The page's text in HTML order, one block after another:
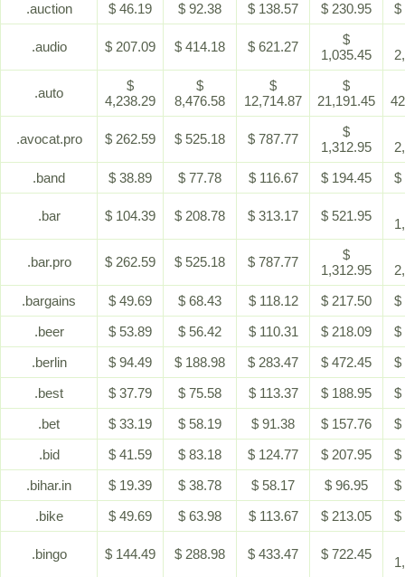
.auction
$ 46.19 $ 92.38 $ 138.57 $ 230.95 $
.audio $ 207.09 $ 414.18 $ 621.27
$
1,035.45
.auto
$
4,238.29
$
8,476.58
$
12,714.87
$
21,191.45
.avocat.pro $ 262.59 $ 525.18 $ 787.77
$
1,312.95
.band
$ 38.89 $ 77.78 $ 116.67 $ 194.45 $
.bar $ 104.39 $ 208.78 $ 313.17 $ 521.95
.bar.pro $ 262.59 $ 525.18 $ 787.77
$
1,312.95
.bargains
$ 49.69 $ 68.43 $ 118.12 $ 217.50
$
.beer
$ 53.89 $ 56.42 $ 110.31 $ 218.09
$
.berlin
$ 94.49 $ 188.98 $ 283.47 $ 472.45
$
.best
$ 37.79 $ 75.58 $ 113.37 $ 188.95
$
.bet
$ 33.19 $ 58.19 $ 91.38 $ 157.76
$
.bid
$ 41.59 $ 83.18 $ 124.77 $ 207.95
$
.bihar.in
$ 19.39 $ 38.78 $ 58.17 $ 96.95
$
.bike
$ 49.69 $ 63.98 $ 113.67 $ 213.05 $
.bingo $ 144.49 $ 288.98 $ 433.47 $ 722.45